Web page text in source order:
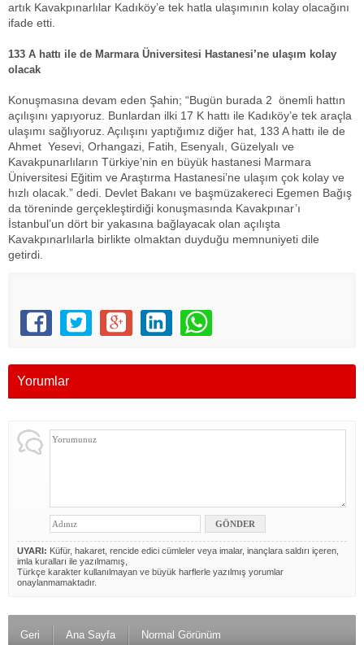
artık Kavakpınarlılar Kadıköy’e tek hatla ulaşımının kolay olacağını
ifade etti.
133 A hattı ile de Marmara Üniversitesi Hastanesi’ne ulaşım kolay
olacak
Konuşmasına devam eden Şahin; “Bugün burada 2 önemli hattın
açılışını yapıyoruz. Bunlardan ilki 17 K hattı ile Kadıköy’e tek araçla
ulaşımı sağlıyoruz. Açılışını yaptığımız diğer hat, 133 A hattı ile de
Ahmet Yesevi, Orhangazi, Fatih, Esenyalı, Güzelyalı ve
Kavakpunarlıların Türkiye’nin en büyük hastanesi Marmara
Üniversitesi Eğitim ve Araştırma Hastanesi’ne ulaşım çok kolay ve
hızlı olacak.” dedi. Devlet Bakanı ve başmüzakereci Egemen Bağış
da töreninde gerçekleştirdiği konuşmasında Kavakpınar’ı
İstanbul’un dört bir yakasına bağlayacak olan açılışta
Kavakpınarlılarla birlikte olmaktan duyduğu memnuniyeti dile
getirdi.
Yorumlar
UYARI: Küfür, hakaret, rencide edici cümleler veya imalar, inançlara saldırı içeren,
imla kuralları ile yazılmamış,
Türkçe karakter kullanılmayan ve büyük harflerle yazılmış yorumlar
onaylanmamaktadır.
Geri Ana Sayfa Normal Görünüm